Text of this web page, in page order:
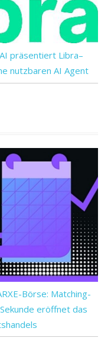
präsentiert Libra–
nutzbaren AI Agent
Börse: Matching-
eröffnet das